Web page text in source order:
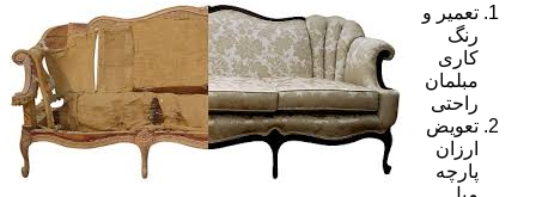
تعمیر و
رنگ
کاری
مبلمان
راحتی
تعویض
ارزان
پارچه